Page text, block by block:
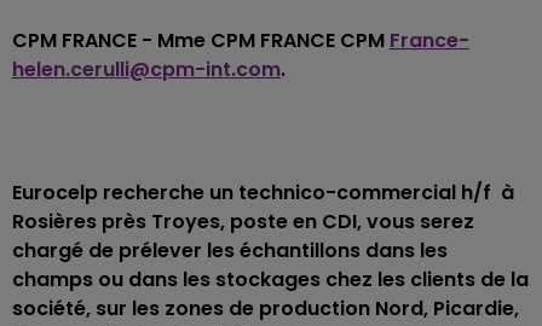
CPM FRANCE - Mme CPM FRANCE CPM France-
helen.cerulli@cpm-int.com.
Eurocelp recherche un technico-commercial h/f à
Rosières près Troyes, poste en CDI, vous serez
chargé de prélever les échantillons dans les
champs ou dans les stockages chez les clients de la
société, sur les zones de production Nord, Picardie,